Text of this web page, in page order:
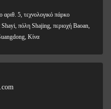
αριθ. 5, τεχνολογικό πάρκο
πόλη Shajing, περιοχή Baoan,
Κίνα